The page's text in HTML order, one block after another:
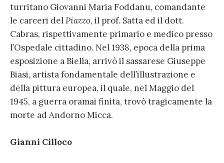
turritano Giovanni Maria Foddanu, comandante
le carceri delPiazzo, il prof. Satta ed il dott.
Cabras, rispettivamente primario e medico presso
l’Ospedale cittadino. Nel 1938, epoca della prima
esposizione a Biella, arrivò il sassarese Giuseppe
Biasi, artista fondamentale dell’illustrazione e
della pittura europea, il quale, nel Maggio del
1945, a guerra oramai finita, trovò tragicamente la
morte ad Andorno Micca.
Gianni Cilloco